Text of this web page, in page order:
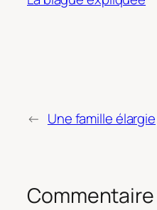
← Une famille élargie
Commentaire